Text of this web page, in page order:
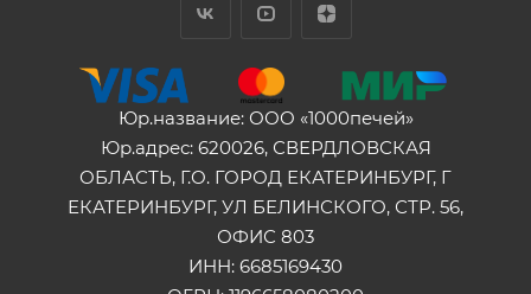
Юр.название: ООО «1000печей»
Юр.адрес: 620026, СВЕРДЛОВСКАЯ
ОБЛАСТЬ, Г.О. ГОРОД ЕКАТЕРИНБУРГ, Г
ЕКАТЕРИНБУРГ, УЛ БЕЛИНСКОГО, СТР. 56,
ОФИС 803
ИНН: 6685169430